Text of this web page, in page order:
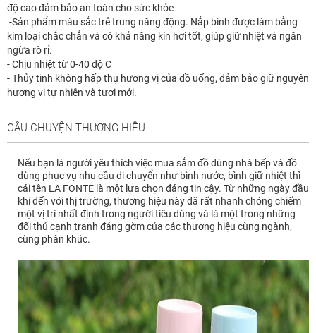
độ cao đảm bảo an toàn cho sức khỏe
-Sản phẩm màu sắc trẻ trung năng động. Nắp bình được làm bằng
kim loại chắc chắn và có khả năng kín hơi tốt, giúp giữ nhiệt và ngăn
ngừa rò rỉ.
- Chịu nhiệt từ 0-40 độ C
- Thủy tinh không hấp thụ hương vị của đồ uống, đảm bảo giữ nguyên
hương vị tự nhiên và tươi mới.
CÂU CHUYỆN THƯƠNG HIỆU
Nếu bạn là người yêu thích việc mua sắm đồ dùng nhà bếp và đồ
dùng phục vụ nhu cầu di chuyển như bình nước, bình giữ nhiệt thì
cái tên LA FONTE là một lựa chọn đáng tin cậy. Từ những ngày đầu
khi đến với thị trường, thương hiệu này đã rất nhanh chóng chiếm
một vị trí nhất định trong người tiêu dùng và là một trong những
đối thủ cạnh tranh đáng gờm của các thương hiệu cùng ngành,
cùng phân khúc.